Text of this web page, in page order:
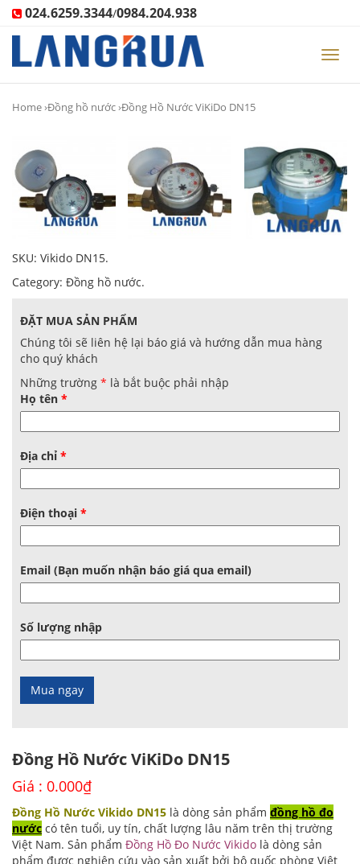
024.6259.3344/0984.204.938
Home›Đồng hồ nước›Đồng Hồ Nước ViKiDo DN15
SKU: Vikido DN15.
Category: Đồng hồ nước.
ĐẶT MUA SẢN PHẨM
Chúng tôi sẽ liên hệ lại báo giá và hướng dẫn mua hàng
cho quý khách
Những trường * là bắt buộc phải nhập
Họ tên *
Địa chỉ *
Điện thoại *
Email (Bạn muốn nhận báo giá qua email)
Số lượng nhập
Đồng Hồ Nước ViKiDo DN15
Giá : 0.000₫
Đồng Hồ Nước Vikido DN15 là dòng sản phẩm đồng hồ đo
nước có tên tuổi, uy tín, chất lượng lâu năm trên thị trường
Việt Nam. Sản phẩm Đồng Hồ Đo Nước Vikido là dòng sản
phẩm được nghiên cứu vào sản xuất bởi bộ quốc phòng Việt